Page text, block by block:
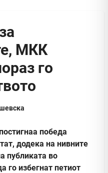
МКК
го
победа
додека на нивните
публиката во
го избегнат петиот